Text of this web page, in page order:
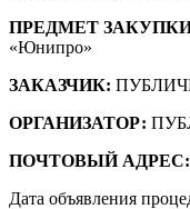
ПРЕДМЕТ
«Юнипро»
ЗАКАЗЧИК:
ОРГАНИЗАТОР:
ПОЧТОВЫЙ АДРЕС:
Дата объявления